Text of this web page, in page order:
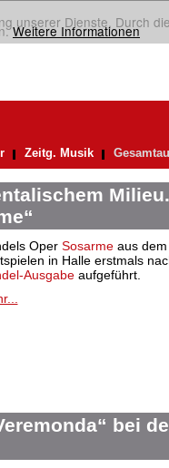
unserer Dienste. Durch
Weitere Informationen
Zeitg. Musik
Oper Sosarmeaus dem
in Halle erstmals
Ausgabeaufgeführt.
bei